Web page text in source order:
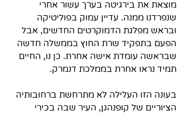
מוצאת את בירגיטה בערך עשור אחרי
שנפרדנו ממנה. עדיין עמוק בפוליטיקה
ובראש מפלגת הדמוקרטים החדשים, אבל
הפעם בתפקיד שרת החוץ בממשלה חדשה
שבראשה עומדת אישה אחרת. כן נו, החיים
תמיד נראו אחרת בממלכת דנמרק.
בעונה הזו העלילה לא מתרחשת ברחובותיה
הציוריים של קופנהגן, העיר שבה בכירי